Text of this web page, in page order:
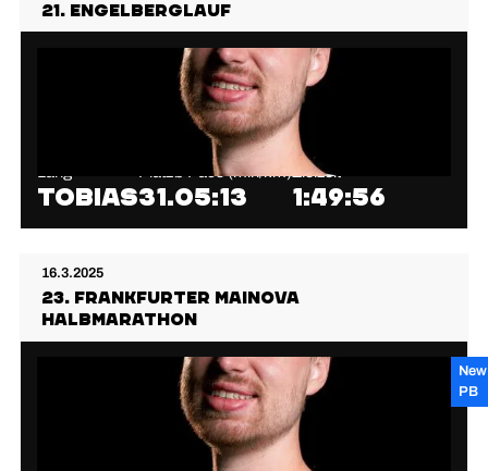
21. Engelberglauf
Lang
Tobias
Platz
31.
⌀ Pace (min/km)
05:13
Zielzeit
1:49:56
16.3.2025
23. Frankfurter Mainova
Halbmarathon
New
PB